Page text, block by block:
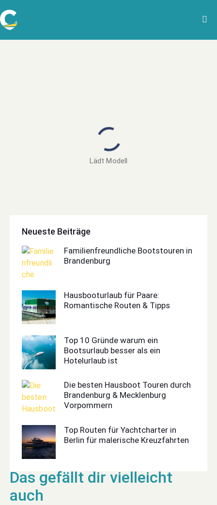
Lädt Modell
Neueste Beiträge
Familienfreundliche Bootstouren in
Brandenburg
Hausbooturlaub für Paare:
Romantische Routen & Tipps
Top 10 Gründe warum ein
Bootsurlaub besser als ein
Hotelurlaub ist
Die besten Hausboot Touren durch
Brandenburg & Mecklenburg
Vorpommern
Top Routen für Yachtcharter in
Berlin für malerische Kreuzfahrten